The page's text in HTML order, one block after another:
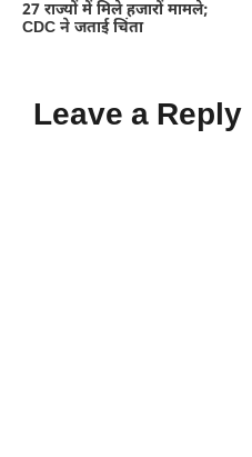
27 राज्यों में मिले हजारों मामले;
CDC ने जताई चिंता
Leave a Reply